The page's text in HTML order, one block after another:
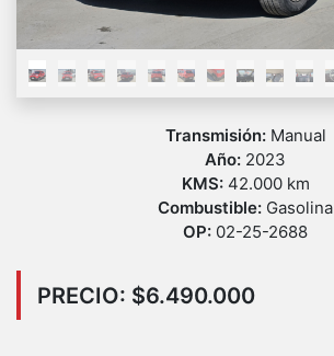
Transmisión: Manual
Año: 2023
KMS: 42.000 km
Combustible: Gasolina
OP: 02-25-2688
PRECIO: $6.490.000